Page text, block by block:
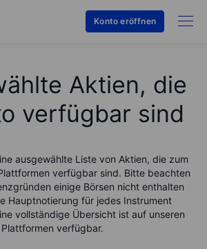
Konto eröffnen
Aktien, die
verfügbar sind
ausgewählte Liste von Aktien, die zum
verfügbar sind. Bitte beachten
einige Börsen nicht enthalten
Hauptnotierung für jedes Instrument
vollständige Übersicht ist auf unseren
Plattformen verfügbar.